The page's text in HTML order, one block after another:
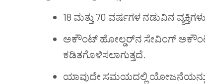
18 ಮತ್ತು 70 ವರ್ಷಗಳ ನಡುವಿನ
ಅಕೌಂಟ್ ಹೋಲ್ಡರ್‌ನ ಸೇವಿಂಗ್
ಕಡಿತಗೊಳಿಸಲಾಗುತ್ತದೆ.
ಯಾವುದೇ ಸಮಯದಲ್ಲಿ ಯೋಜನೆಯನ್ನು